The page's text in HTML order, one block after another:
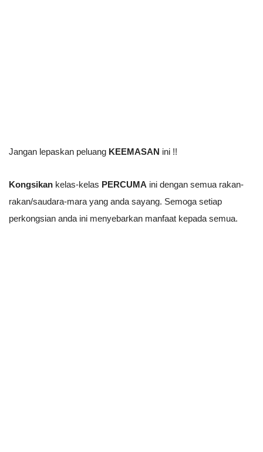
Jangan lepaskan peluang KEEMASAN ini !!
Kongsikan kelas-kelas PERCUMA ini dengan semua rakan-
rakan/saudara-mara yang anda sayang. Semoga setiap
perkongsian anda ini menyebarkan manfaat kepada semua.